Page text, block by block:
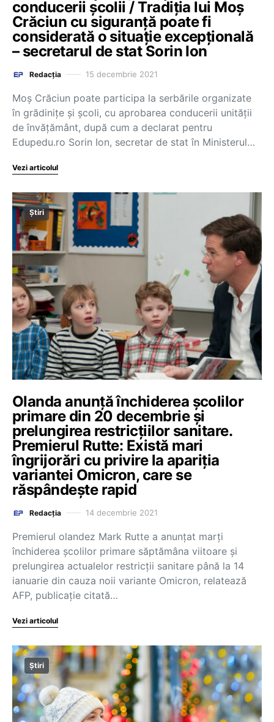
conducerii școlii / Tradiția lui Moș
Crăciun cu siguranță poate fi
considerată o situație excepțională
– secretarul de stat Sorin Ion
Redacția 15 decembrie 2021
Moș Crăciun poate participa la serbările organizate
în grădinițe și școli, cu aprobarea conducerii unității
de învățământ, după cum a declarat pentru
Edupedu.ro Sorin Ion, secretar de stat în Ministerul…
Vezi articolul
Știri
Olanda anunță închiderea școlilor
primare din 20 decembrie și
prelungirea restricțiilor sanitare.
Premierul Rutte: Există mari
îngrijorări cu privire la apariția
variantei Omicron, care se
răspândește rapid
Redacția 14 decembrie 2021
Premierul olandez Mark Rutte a anunţat marţi
închiderea şcolilor primare săptămâna viitoare şi
prelungirea actualelor restricţii sanitare până la 14
ianuarie din cauza noii variante Omicron, relatează
AFP, publicație citată…
Vezi articolul
Știri